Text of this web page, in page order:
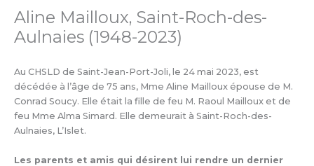
Aline Mailloux, Saint-Roch-des-
Aulnaies (1948-2023)
Au CHSLD de Saint-Jean-Port-Joli, le 24 mai 2023, est
décédée à l’âge de 75 ans, Mme Aline Mailloux épouse de M.
Conrad Soucy. Elle était la fille de feu M. Raoul Mailloux et de
feu Mme Alma Simard. Elle demeurait à Saint-Roch-des-
Aulnaies, L’Islet.
Les parents et amis qui désirent lui rendre un dernier